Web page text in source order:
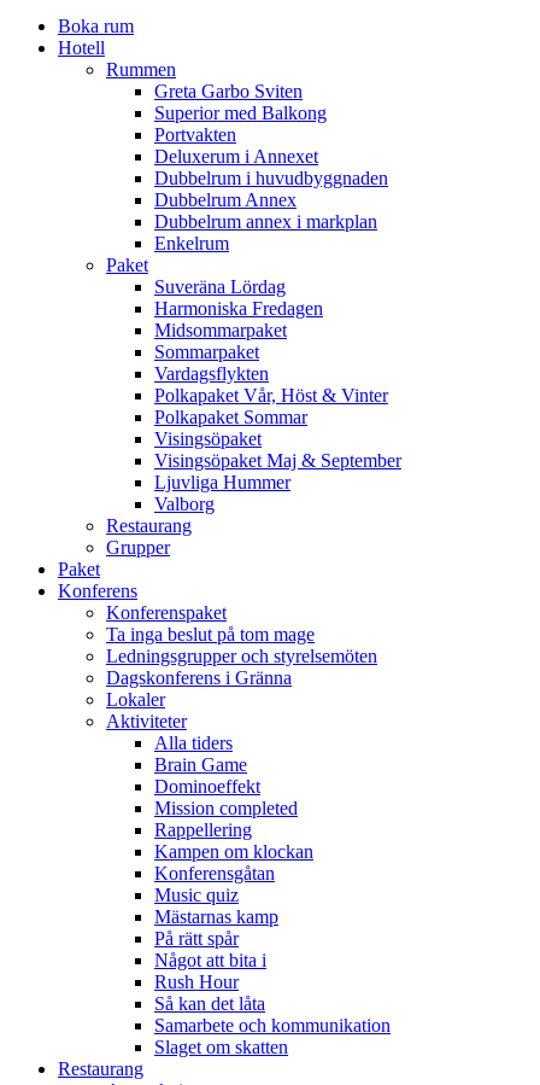
Boka rum
Hotell
Rummen
Greta Garbo Sviten
Superior med Balkong
Portvakten
Deluxerum i Annexet
Dubbelrum i huvudbyggnaden
Dubbelrum Annex
Dubbelrum annex i markplan
Enkelrum
Paket
Suveräna Lördag
Harmoniska Fredagen
Midsommarpaket
Sommarpaket
Vardagsflykten
Polkapaket Vår, Höst & Vinter
Polkapaket Sommar
Visingsöpaket
Visingsöpaket Maj & September
Ljuvliga Hummer
Valborg
Restaurang
Grupper
Paket
Konferens
Konferenspaket
Ta inga beslut på tom mage
Ledningsgrupper och styrelsemöten
Dagskonferens i Gränna
Lokaler
Aktiviteter
Alla tiders
Brain Game
Dominoeffekt
Mission completed
Rappellering
Kampen om klockan
Konferensgåtan
Music quiz
Mästarnas kamp
På rätt spår
Något att bita i
Rush Hour
Så kan det låta
Samarbete och kommunikation
Slaget om skatten
Restaurang